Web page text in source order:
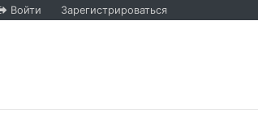
Войти Зарегистрироваться